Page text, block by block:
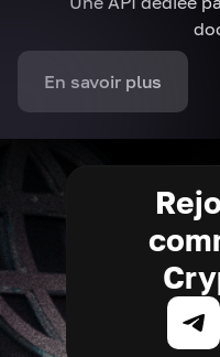
En savoir plus